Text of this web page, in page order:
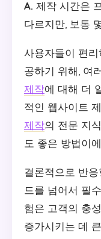
A. 제작 시간은
다르지만, 보통
사용자들이 편
공하기 위해, 여
제작에 대해 더
적인 웹사이트
제작의 전문 지
도 좋은 방법이
결론적으로 반
드를 넘어서 필
험은 고객의 충
증가시키는 데